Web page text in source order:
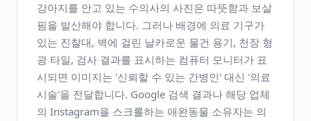
강아지를 안고 있는 수의사의 사진은 따뜻함과 보살
핌을 발산해야 합니다. 그러나 배경에 의료 기구가
있는 진찰대, 벽에 걸린 날카로운 물건 용기, 천장 형
광 타일, 검사 결과를 표시하는 컴퓨터 모니터가 표
시되면 이미지는 '신뢰할 수 있는 간병인' 대신 '의료
시술'을 전달합니다. Google 검색 결과나 해당 업체
의 Instagram을 스크롤하는 애완동물 소유자는 의